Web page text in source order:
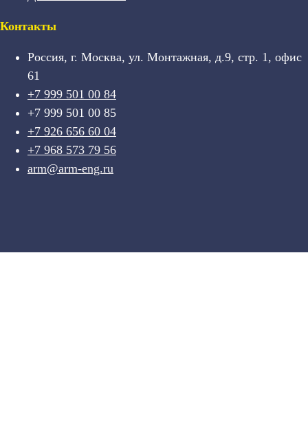
Контакты
Россия, г. Москва, ул. Монтажная, д.9, стр. 1, офис
61
+7 999 501 00 84
+7 999 501 00 85
+7 926 656 60 04
+7 968 573 79 56
arm@arm-eng.ru